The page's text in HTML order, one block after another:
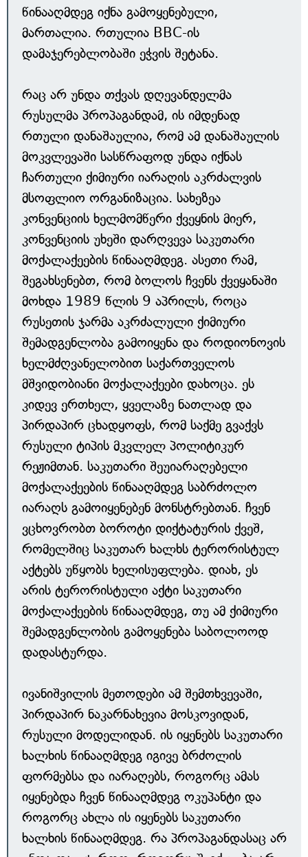
წინააღმდეგ იქნა გამოყენებული,
მართალია. რთულია BBC-ის
დამაჯერებლობაში ეჭვის შეტანა.
რაც არ უნდა თქვას დღევანდელმა
რუსულმა პროპაგანდამ, ის იმდენად
რთული დანაშაულია, რომ ამ დანაშაულის
მოკვლევაში სასწრაფოდ უნდა იქნას
ჩართული ქიმიური იარაღის აკრძალვის
მსოფლიო ორგანიზაცია. სახეზეა
კონვენციის ხელმომწერი ქვეყნის მიერ,
კონვენციის უხეში დარღვევა საკუთარი
მოქალაქეების წინააღმდეგ. ასეთი რამ,
შეგახსენებთ, რომ ბოლოს ჩვენს ქვეყანაში
მოხდა 1989 წლის 9 აპრილს, როცა
რუსეთის ჯარმა აკრძალული ქიმიური
შემადგენლობა გამოიყენა და როდიონოვის
ხელმძღვანელობით საქართველოს
მშვიდობიანი მოქალაქეები დახოცა. ეს
კიდევ ერთხელ, ყველაზე ნათლად და
პირდაპირ ცხადყოფს, რომ საქმე გვაქვს
რუსული ტიპის მკვლელ პოლიტიკურ
რეჟიმთან. საკუთარი შეუიარაღებელი
მოქალაქეების წინააღმდეგ საბრძოლო
იარაღს გამოიყენებენ მონსტრებთან. ჩვენ
ვცხოვრობთ ბოროტი დიქტატურის ქვეშ,
რომელშიც საკუთარ ხალხს ტერორისტულ
აქტებს უწყობს ხელისუფლება. დიახ, ეს
არის ტერორისტული აქტი საკუთარი
მოქალაქეების წინააღმდეგ, თუ ამ ქიმიური
შემადგენლობის გამოყენება საბოლოოდ
დადასტურდა.
ივანიშვილის მეთოდები ამ შემთხვევაში,
პირდაპირ ნაკარნახევია მოსკოვიდან,
რუსული მოდელიდან. ის იყენებს საკუთარი
ხალხის წინააღმდეგ იგივე ბრძოლის
ფორმებსა და იარაღებს, როგორც ამას
იყენებდა ჩვენ წინააღმდეგ ოკუპანტი და
როგორც ახლა ის იყენებს საკუთარი
ხალხის წინააღმდეგ. რა პროპაგანდასაც არ